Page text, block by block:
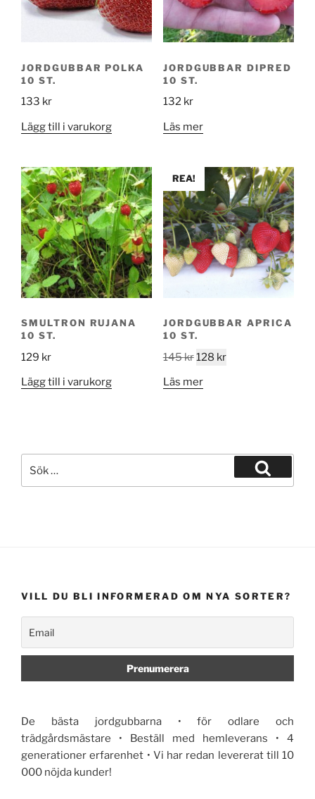
JORDGUBBAR POLKA
10 ST.
133 kr
Lägg till i varukorg
JORDGUBBAR DIPRED
10 ST.
132 kr
Läs mer
SMULTRON RUJANA
10 ST.
129 kr
Lägg till i varukorg
REA!
JORDGUBBAR APRICA
10 ST.
145krDet
priset
128 krDet
Läs mer
efter:
Sök
VILL DU BLI INFORMERAD OM NYA SORTER?
De bästa jordgubbarna • för odlare och
trädgårdsmästare • Beställ med hemleverans • 4
generationer erfarenhet • Vi har redan levererat till 10
000 nöjda kunder!